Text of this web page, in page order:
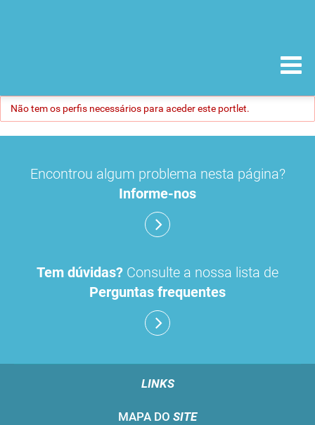
Não tem os perfis necessários para aceder este portlet.
Encontrou algum problema nesta página?
Informe-nos
Tem dúvidas? Consulte a nossa lista de
Perguntas frequentes
LINKS
MAPA DO SITE